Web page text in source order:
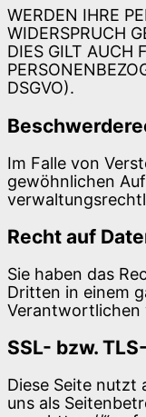
WERDEN IHRE
WIDERSPRUCH
DIES GILT AUCH
DSGVO).
Im Falle von
gewöhnlichen
Recht auf
Sie haben das
Dritten in einem
Verantwortlichen
SSL- bzw.
Diese Seite nutzt
uns als